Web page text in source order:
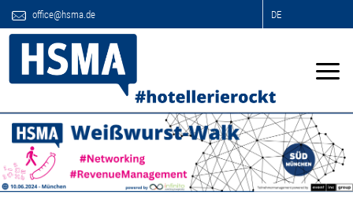
office@hsma.de DE